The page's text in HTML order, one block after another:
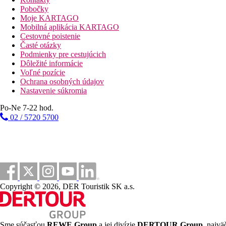
Vzdialenosti
144 km
Vzdialenosť od najbližšieho letiska
100 m
Vzdialenosť k pláži
100 km
Centrum mesta
Pláž
bazény
Bar pri bazéne
Fotogaléria
Pobočky
Moje KARTAGO
Mobilná aplikácia KARTAGO
Cestovné poistenie
Časté otázky
Podmienky pre cestujúcich
Dôležité informácie
Voľné pozície
Ochrana osobných údajov
Nastavenie súkromia
Po-Ne 7-22 hod.
02 / 5720 5700
Copyright © 2026, DER Touristik SK a.s.